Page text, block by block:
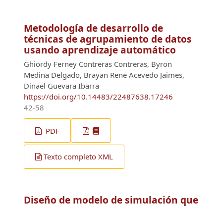
Metodología de desarrollo de
técnicas de agrupamiento de datos
usando aprendizaje automático
Ghiordy Ferney Contreras Contreras, Byron
Medina Delgado, Brayan Rene Acevedo Jaimes,
Dinael Guevara Ibarra
https://doi.org/10.14483/22487638.17246
42-58
PDF
Texto completo XML
Diseño de modelo de simulación que